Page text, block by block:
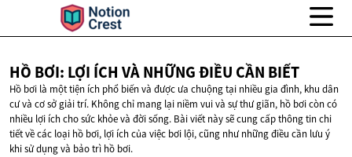
HỒ BƠI: LỢI ÍCH VÀ NHỮNG ĐIỀU CẦN BIẾT
Hồ bơi là một tiện ích phổ biến và được ưa chuộng tại nhiều gia đình, khu dân
cư và cơ sở giải trí. Không chỉ mang lại niềm vui và sự thư giãn, hồ bơi còn có
nhiều lợi ích cho sức khỏe và đời sống. Bài viết này sẽ cung cấp thông tin chi
tiết về các loại hồ bơi, lợi ích của việc bơi lội, cũng như những điều cần lưu ý
khi sử dụng và bảo trì hồ bơi.